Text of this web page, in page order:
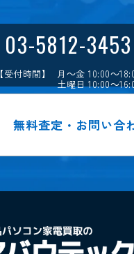
03-5812-3453
【受付時間】 月～金 10:00～
土曜日 10:00～
無料査定・お問い合